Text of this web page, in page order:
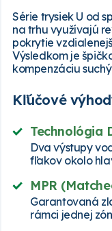
Série trysiek U od
na trhu využívajú
pokrytie
Výsledkom je
kompenzáciu
Kľúčové
Technológia
Dva výstupy
fľakov okolo
MPR
Garantovaná
rámci jednej